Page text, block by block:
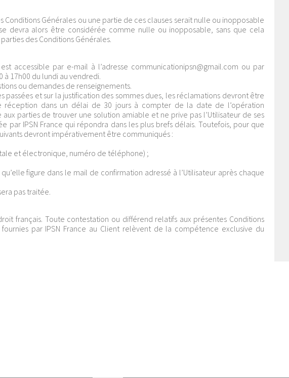
Conditions Générales ou une partie de ces clauses serait nulle ou inopposable
devra alors être considérée comme nulle ou inopposable, sans que cela
des Conditions Générales.
accessible par e-mail à l’adresse communicationipsn@gmail.com ou par
17h00 du lundi au vendredi.
ou demandes de renseignements.
passées et sur la justification des sommes dues, les réclamations devront être
réception dans un délai de 30 jours à compter de la date de l’opération
parties de trouver une solution amiable et ne prive pas l’Utilisateur de ses
par IPSN France qui répondra dans les plus brefs délais. Toutefois, pour que
devront impérativement être communiqués :
et électronique, numéro de téléphone) ;
figure dans le mail de confirmation adressé à l’Utilisateur après chaque
pas traitée.
français. Toute contestation ou différend relatifs aux présentes Conditions
par IPSN France au Client relèvent de la compétence exclusive du